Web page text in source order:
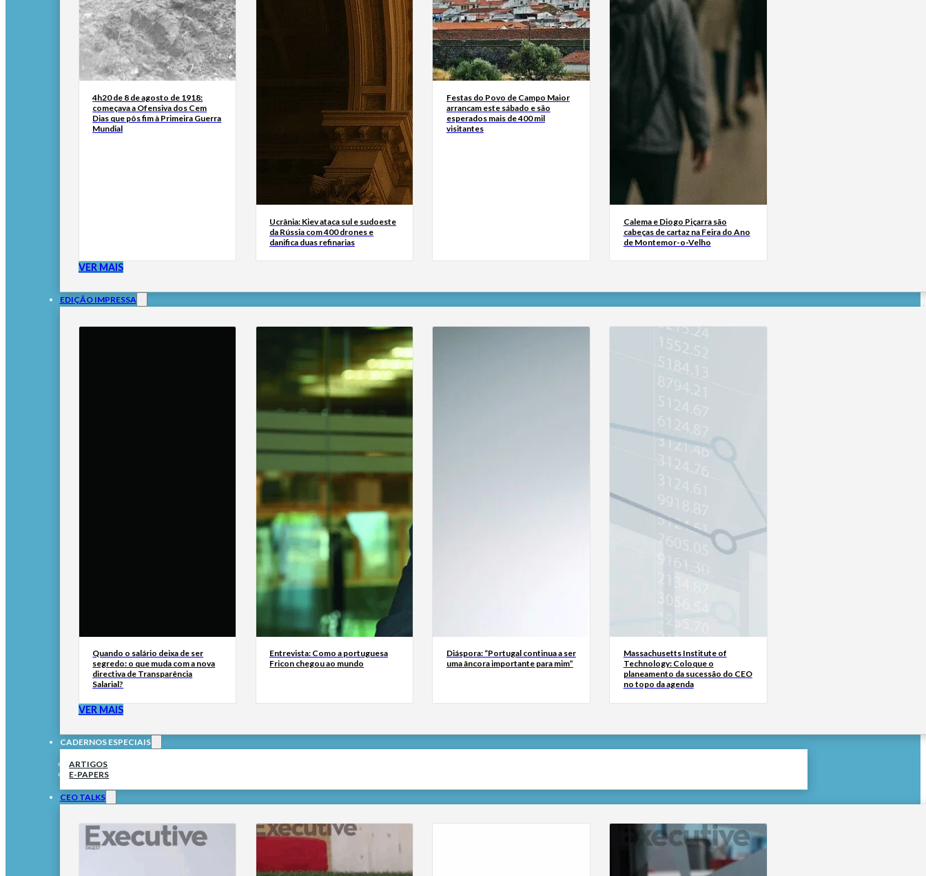
4h20 de 8 de agosto de 1918:
começava a Ofensiva dos Cem
Dias que pôs fim à Primeira Guerra
Mundial
Ucrânia: Kiev ataca sul e sudoeste
da Rússia com 400 drones e
danifica duas refinarias
Festas do Povo de Campo Maior
arrancam este sábado e são
esperados mais de 400 mil
visitantes
Calema e Diogo Piçarra são
cabeças de cartaz na Feira do Ano
de Montemor-o-Velho
VER MAIS
EDIÇÃO IMPRESSA
Quando o salário deixa de ser
segredo: o que muda com a nova
directiva de Transparência
Salarial?
Entrevista: Como a portuguesa
Fricon chegou ao mundo
Diáspora: “Portugal continua a ser
uma âncora importante para mim”
Massachusetts Institute of
Technology: Coloque o
planeamento da sucessão do CEO
no topo da agenda
VER MAIS
CADERNOS ESPECIAIS
ARTIGOS
E-PAPERS
CEO TALKS